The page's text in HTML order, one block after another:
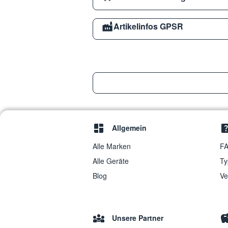
Artikelinfos GPSR
Allgemein
Alle Marken
Alle Geräte
Blog
Unsere Partner